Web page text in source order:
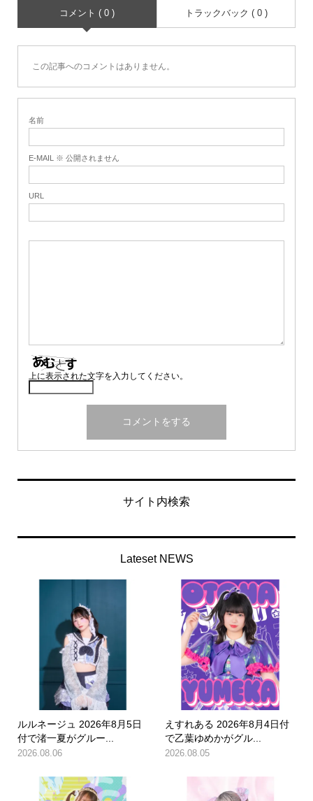
コメント ( 0 ) トラックバック ( 0 )
この記事へのコメントはありません。
名前
E-MAIL ※ 公開されません
URL
上に表示された文字を入力してください。
サイト内検索
Lateset NEWS
ルルネージュ 2026年8月5日
付で渚一夏がグルー...
2026.08.06
えすれある 2026年8月4日付
で乙葉ゆめかがグル...
2026.08.05